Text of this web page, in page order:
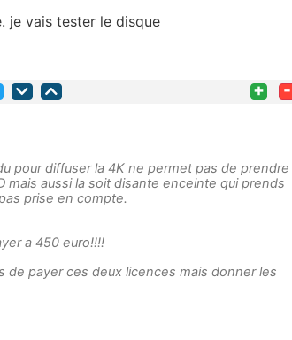
je vais tester le disque
+ -
pour diffuser la 4K ne permet pas de prendre
mais aussi la soit disante enceinte qui prends
prise en compte.
a 450 euro!!!!
de payer ces deux licences mais donner les